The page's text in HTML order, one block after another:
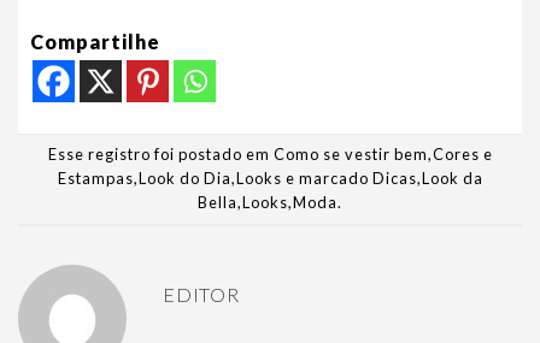
Compartilhe
Esse registro foi postado em Como se vestir bem,Cores e
Estampas, Look do Dia, Looks e marcado Dicas, Look da
Bella, Looks, Moda.
EDITOR